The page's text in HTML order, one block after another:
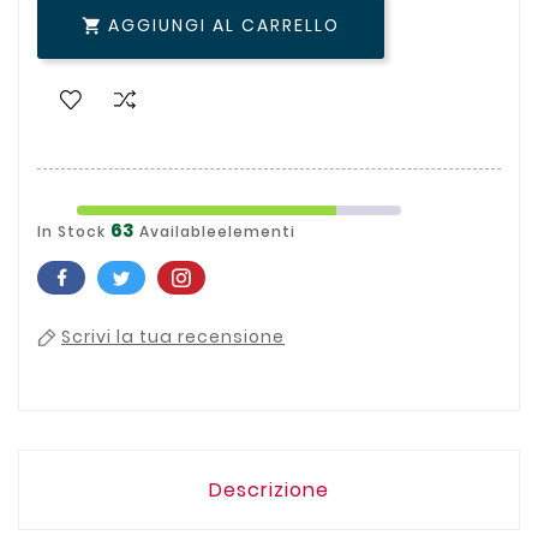
 AGGIUNGI AL CARRELLO
In Stock 63 Availableelementi
Scrivi la tua recensione
Descrizione